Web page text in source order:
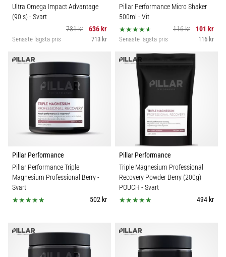
beröring.
Perfekta
spelare
Ultra Omega Impact Advantage
(90 s)- Svart
731 kr
636 kr
Senaste lägsta pris 713 kr
Pillar Performance Micro Shaker
500ml - Vit
116 kr
101 kr
Senaste lägsta pris 116 kr
Pillar Performance
Pillar Performance Triple
Magnesium Professional Berry-
Svart
502 kr
Pillar Performance
Triple Magnesium Professional
Recovery Powder Berry (200g)
POUCH - Svart
494 kr